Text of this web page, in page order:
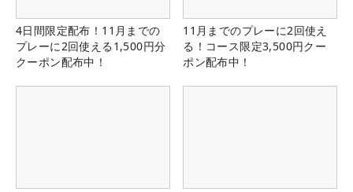
4日間限定配布！11月までの
プレーに2回使える1,500円分
クーポン配布中！
11月までのプレーに2回使え
る！コース限定3,500円クー
ポン配布中！